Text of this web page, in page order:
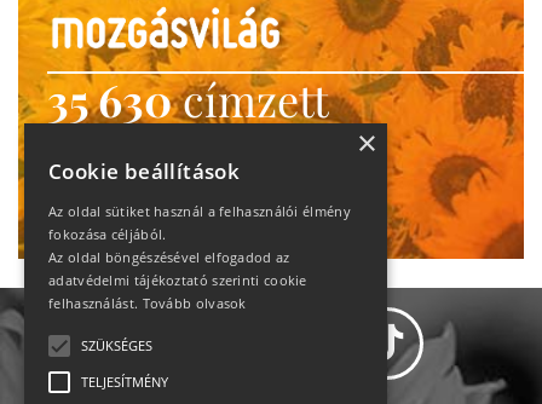
35 630címzett
heti motiváció
Ne maradj le!
×
Cookie beállítások
Az oldal sütiket használ a felhasználói élmény
fokozása céljából.
Az oldal böngészésével elfogadod az
adatvédelmi tájékoztató szerinti cookie
felhasználást. Tovább olvasok
SZÜKSÉGES
TELJESÍTMÉNY